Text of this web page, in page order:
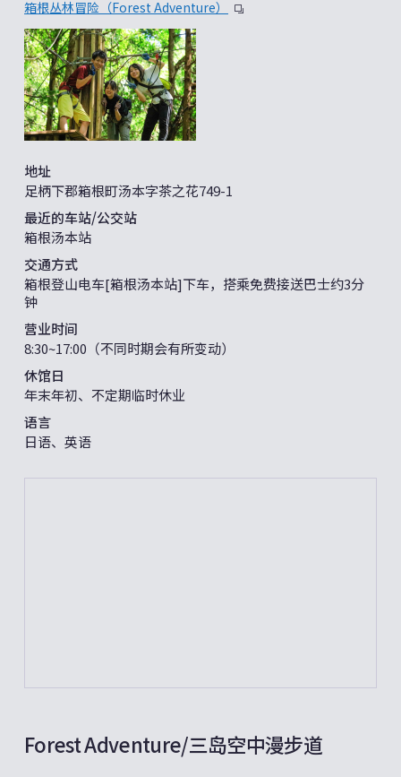
箱根丛林冒险（Forest Adventure）
地址
足柄下郡箱根町汤本字茶之花749-1
最近的车站/公交站
箱根汤本站
交通方式
箱根登山电车[箱根汤本站]下车，搭乘免费接送巴士约3分
钟
营业时间
8:30~17:00（不同时期会有所变动）
休馆日
年末年初、不定期临时休业
语言
日语、英语
Forest Adventure/三岛空中漫步道